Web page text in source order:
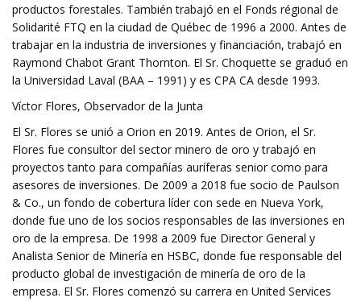
productos forestales. También trabajó en el Fonds régional de
Solidarité FTQ en la ciudad de Québec de 1996 a 2000. Antes de
trabajar en la industria de inversiones y financiación, trabajó en
Raymond Chabot Grant Thornton. El Sr. Choquette se graduó en
la Universidad Laval (BAA – 1991) y es CPA CA desde 1993.
Víctor Flores, Observador de la Junta
El Sr. Flores se unió a Orion en 2019. Antes de Orion, el Sr.
Flores fue consultor del sector minero de oro y trabajó en
proyectos tanto para compañías auríferas senior como para
asesores de inversiones. De 2009 a 2018 fue socio de Paulson
& Co., un fondo de cobertura líder con sede en Nueva York,
donde fue uno de los socios responsables de las inversiones en
oro de la empresa. De 1998 a 2009 fue Director General y
Analista Senior de Minería en HSBC, donde fue responsable del
producto global de investigación de minería de oro de la
empresa. El Sr. Flores comenzó su carrera en United Services